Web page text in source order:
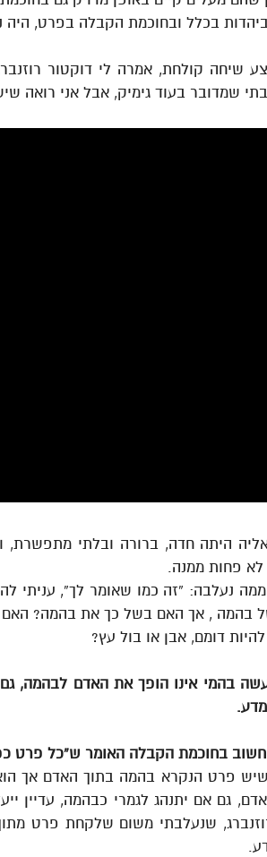
בכלל ובחוכמת הקבלה בפרט, היה
שיחה קולחת, אמרה לי דוקטור
שמדובר בעוד גימיק, אבל אני רואה
היתה חדה, ברורה ובלתי
לא פחות ממנה.
נעלבה: “זה כמו שאומר לך”,
בהמה , אך האם בשל כך את בהמה?
דומם, אבן או בול עץ?
בהמי אינו הופך את האדם לבהמה,
חשוב בחוכמת הקבלה האומר ש”כל פרט
שיש פרט הנקרא בהמה בתוך האדם אך
גם אם יתנהג לגמרי כבהמה, עדיין
שנעלבתי משום שלקחת פרט